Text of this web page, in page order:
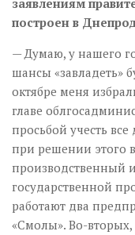
заявлениям
построен в
— Думаю, у нашего
шансы «завладеть»
октябре меня
главе
просьбой учесть
при решении этого
производственный
государственной
работают два
«Смолы». Во-вторых,